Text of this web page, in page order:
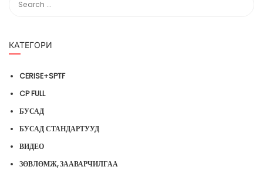
КАТЕГОРИ
CERISE+SPTF
CP FULL
БУСАД
БУСАД СТАНДАРТУУД
ВИДЕО
ЗӨВЛӨМЖ, ЗААВАРЧИЛГАА